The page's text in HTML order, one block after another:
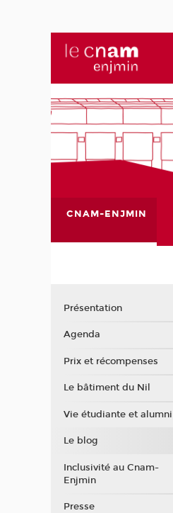
CNAM-ENJMIN
Présentation
Agenda
Prix et récompenses
Le bâtiment du Nil
Vie étudiante et alumni
Le blog
Inclusivité au Cnam-
Enjmin
Presse